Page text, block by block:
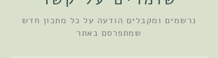
נרשמים ומקבלים הודעה על כל מתכון חדש
שמתפרסם באתר